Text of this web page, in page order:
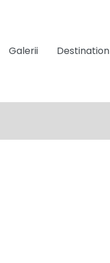
Galerii Destination